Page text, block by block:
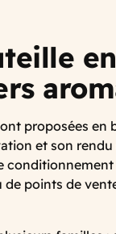
proposées
et son
points de